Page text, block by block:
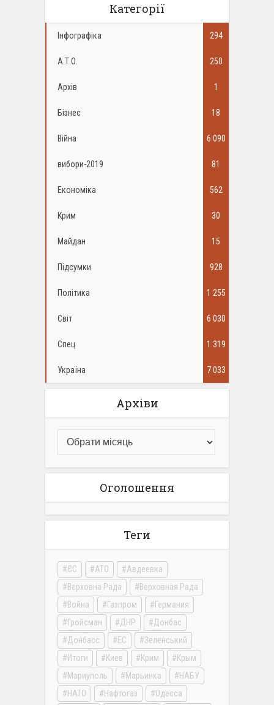
Категорії
Інфографіка 294
А.Т.О. 250
Архів 1
Бізнес 18
Війна 6 090
вибори-2019 81
Економіка 562
Крим 30
Майдан 15
Підсумки 928
Політика 1 255
Світ 6 030
Спец 1 319
Україна 7 033
Архіви
Оголошення
Теги
ЄС АТО
Авдеевка
Верховна Рада
Верховная Рада
Война
Газпром
Германия
Гройсман
ДНР
Донбас
Донбасс
ЕС
Зеленський
Итоги
Киев Крим
Крым
Мариуполь
Марьинка
НАБУ
НАТО
Нафтогаз Одесса